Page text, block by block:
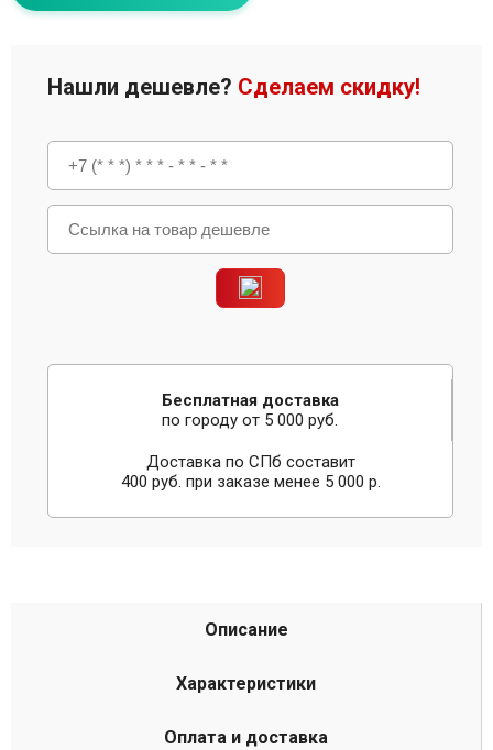
Нашли дешевле? Сделаем скидку!
Бесплатная доставка
по городу от 5 000 руб.
Доставка по СПб составит
400 руб. при заказе менее 5 000 р.
Описание
Характеристики
Оплата и доставка